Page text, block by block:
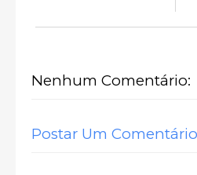
Nenhum Comentário:
Postar Um Comentário